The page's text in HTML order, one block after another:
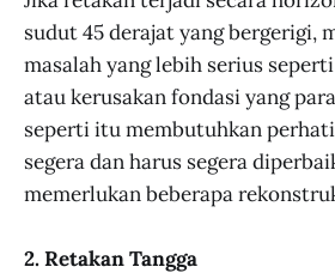
sudut 45 derajat yang bergerigi,
masalah yang lebih serius
atau kerusakan fondasi yang
seperti itu membutuhkan
segera dan harus segera
memerlukan beberapa
2. Retakan Tangga